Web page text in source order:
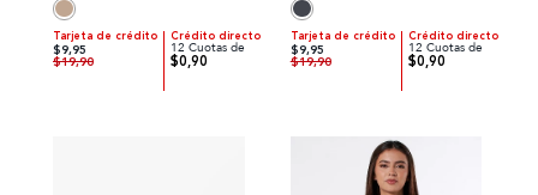
Tarjeta de crédito
$9,95
$19,90
Crédito directo
12 Cuotas de
$0,90
Tarjeta de crédito
$9,95
$19,90
Crédito directo
12 Cuotas de
$0,90